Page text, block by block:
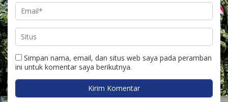
Simpan nama, email, dan situs web saya pada peramban
ini untuk komentar saya berikutnya.